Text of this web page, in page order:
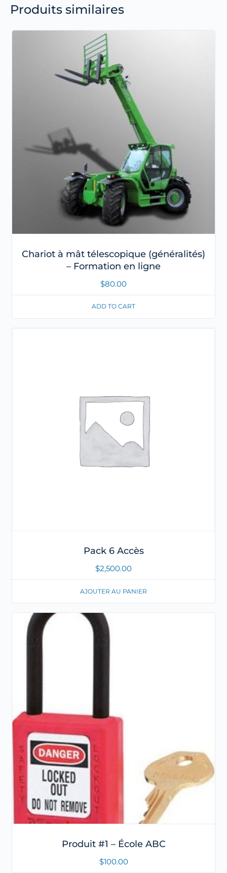
Produits similaires
Chariot à mât télescopique (généralités)
– Formation en ligne
$80.00
ADD TO CART
Pack 6 Accès
$2,500.00
AJOUTER AU PANIER
Produit #1 – École ABC
$100.00